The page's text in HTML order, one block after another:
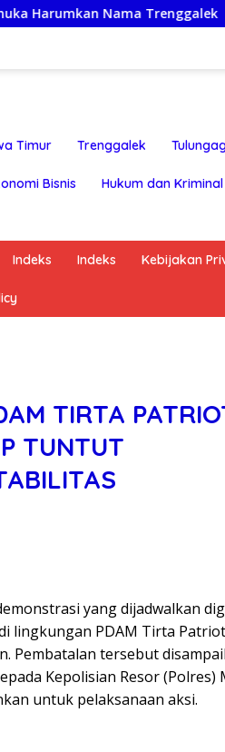
Nama Trenggalek Usai
Timur Trenggalek
Bisnis Hukum dan Kriminal
Indeks Indeks Kebijakan
TIRTA
TUNTUT
yang dijadwalkan
lingkungan PDAM Tirta
Pembatalan tersebut
Kepolisian Resor (Polres)
untuk pelaksanaan aksi.